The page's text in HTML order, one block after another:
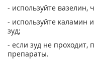
- используйте вазелин,
- используйте каламин
зуд;
- если зуд не
препараты.